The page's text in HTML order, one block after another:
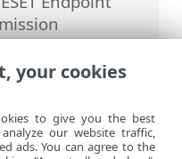
>
pour analyse
your cookies
to give you the best
our website traffic,
ads. You can agree to the